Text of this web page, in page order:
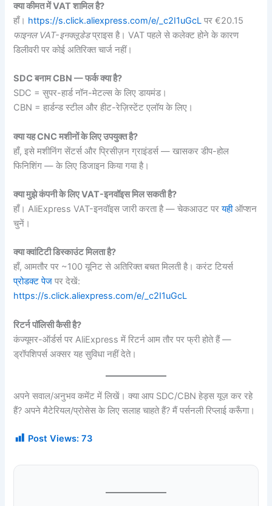
क्या कीमत में VAT शामिल है?
हाँ। https://s.click.aliexpress.com/e/_c2I1uGcL पर €20.15
फाइनल VAT-इनक्लूडेडप्राइस है। VAT पहले से कलेक्ट होने के कारण
डिलीवरी पर कोई अतिरिक्त चार्ज नहीं।
SDC बनाम CBN — फर्क क्या है?
SDC = सुपर-हार्ड नॉन-मेटल्स के लिए डायमंड।
CBN = हार्डन्ड स्टील और हीट-रेज़िस्टेंट एलॉय के लिए।
क्या यह CNC मशीनों के लिए उपयुक्त है?
हाँ, इसे मशीनिंग सेंटर्स और प्रिसीज़न ग्राइंडर्स — खासकर डीप-होल
फिनिशिंग — के लिए डिजाइन किया गया है।
क्या मुझे कंपनी के लिए VAT-इनवॉइस मिल सकती है?
हाँ। AliExpress VAT-इनवॉइस जारी करता है — चेकआउट परयहीऑप्शन
चुनें।
क्या क्वांटिटी डिस्काउंट मिलता है?
हाँ, आमतौर पर ~100 यूनिट से अतिरिक्त बचत मिलती है। करंट टियर्स
प्रोडक्ट पेज पर देखें:
https://s.click.aliexpress.com/e/_c2I1uGcL
रिटर्न पॉलिसी कैसी है?
कंज्यूमर-ऑर्डर्स पर AliExpress में रिटर्न आम तौर पर फ्री होते हैं —
ड्रॉपशिपर्स अक्सर यह सुविधा नहीं देते।
अपने सवाल/अनुभव कमेंट में लिखें। क्या आप SDC/CBN हेड्स यूज़ कर रहे
हैं? अपने मैटेरियल/प्रोसेस के लिए सलाह चाहते हैं? मैं पर्सनली रिप्लाई करूँगा।
Post Views: 73